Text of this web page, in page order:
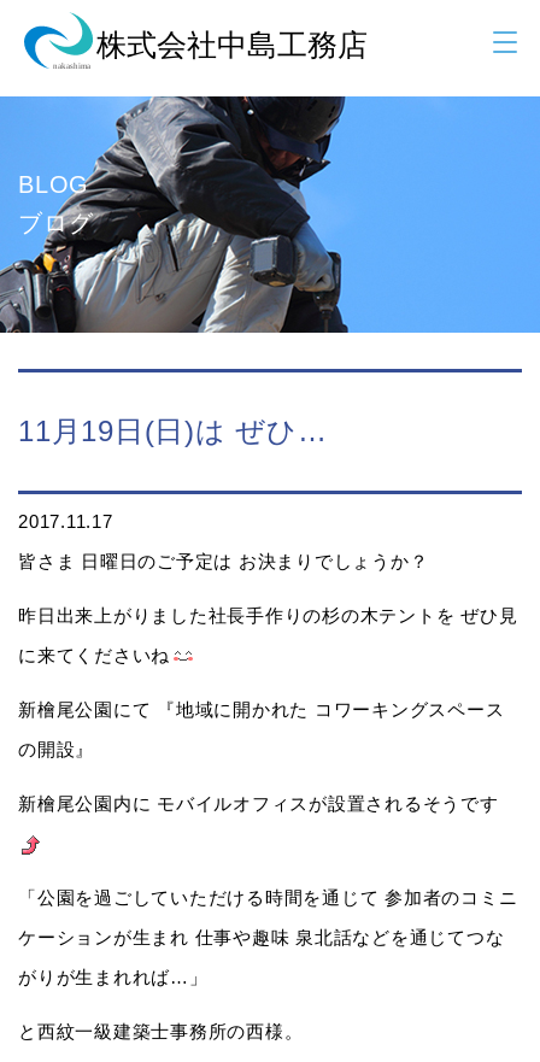
BLOG
ブログ
11月19日(日)は ぜひ…
2017.11.17
皆さま 日曜日のご予定は お決まりでしょうか？
昨日出来上がりました社長手作りの杉の木テントを ぜひ見
に来てくださいね
新檜尾公園にて 『地域に開かれた コワーキングスペース
の開設』
新檜尾公園内に モバイルオフィスが設置されるそうです
「公園を過ごしていただける時間を通じて 参加者のコミニ
ケーションが生まれ 仕事や趣味 泉北話などを通じてつな
がりが生まれれば…」
と西紋一級建築士事務所の西様。